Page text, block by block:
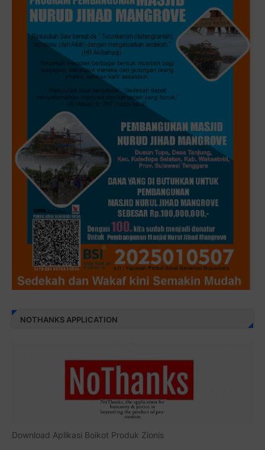
NOTHANKS APPLICATION
Download Aplikasi Boikot Produk Zionis